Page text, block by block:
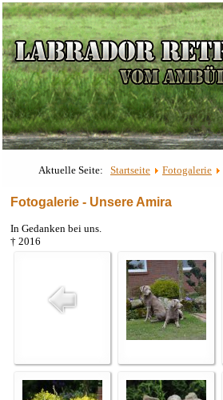
Aktuelle Seite: Startseite Fotogalerie
Fotogalerie - Unsere Amira
In Gedanken bei uns.
† 2016